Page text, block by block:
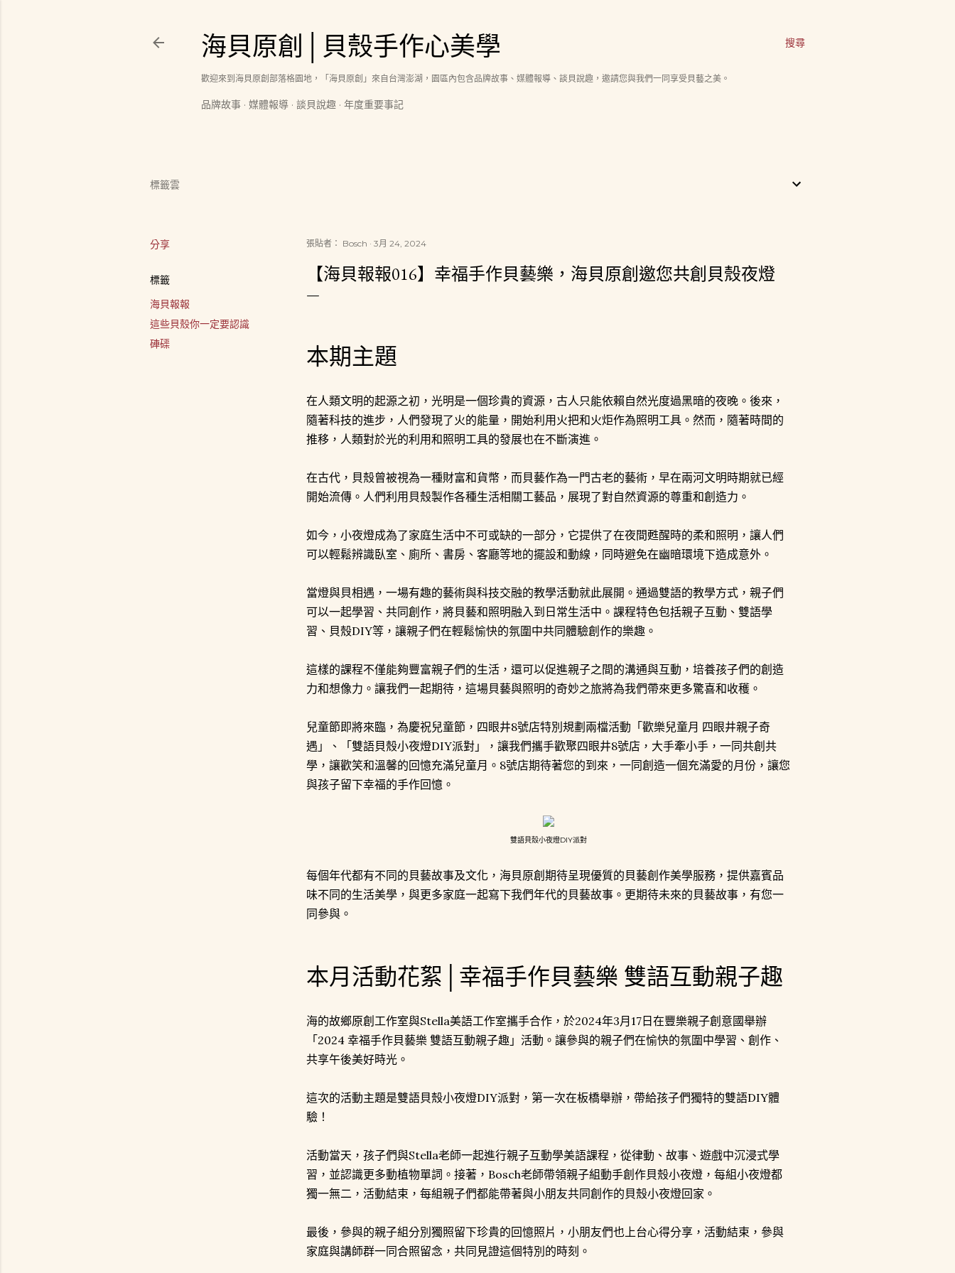
搜尋
海貝原創│貝殼手作心美學
歡迎來到海貝原創部落格園地，「海貝原創」來自台灣澎湖，園區內包含品牌故事、媒體報導、談貝說趣，邀請您與我們一同享受貝藝之美。
品牌故事 媒體報導 談貝說趣 年度重要事記
標籤雲
分享
標籤
海貝報報
這些貝殼你一定要認識
硨磲
張貼者： Bosch 3月 24, 2024
【海貝報報016】幸福手作貝藝樂，海貝原創邀您共創貝殼夜燈
本期主題
在人類文明的起源之初，光明是一個珍貴的資源，古人只能依賴自然光度過黑暗的夜晚。後來，
隨著科技的進步，人們發現了火的能量，開始利用火把和火炬作為照明工具。然而，隨著時間的
推移，人類對於光的利用和照明工具的發展也在不斷演進。
在古代，貝殼曾被視為一種財富和貨幣，而貝藝作為一門古老的藝術，早在兩河文明時期就已經
開始流傳。人們利用貝殼製作各種生活相關工藝品，展現了對自然資源的尊重和創造力。
如今，小夜燈成為了家庭生活中不可或缺的一部分，它提供了在夜間甦醒時的柔和照明，讓人們
可以輕鬆辨識臥室、廁所、書房、客廳等地的擺設和動線，同時避免在幽暗環境下造成意外。
當燈與貝相遇，一場有趣的藝術與科技交融的教學活動就此展開。通過雙語的教學方式，親子們
可以一起學習、共同創作，將貝藝和照明融入到日常生活中。課程特色包括親子互動、雙語學
習、貝殼DIY等，讓親子們在輕鬆愉快的氛圍中共同體驗創作的樂趣。
這樣的課程不僅能夠豐富親子們的生活，還可以促進親子之間的溝通與互動，培養孩子們的創造
力和想像力。讓我們一起期待，這場貝藝與照明的奇妙之旅將為我們帶來更多驚喜和收穫。
兒童節即將來臨，為慶祝兒童節，四眼井8號店特別規劃兩檔活動「歡樂兒童月 四眼井親子奇
遇」、「雙語貝殼小夜燈DIY派對」，讓我們攜手歡聚四眼井8號店，大手牽小手，一同共創共
學，讓歡笑和溫馨的回憶充滿兒童月。8號店期待著您的到來，一同創造一個充滿愛的月份，讓您
與孩子留下幸福的手作回憶。
雙語貝殼小夜燈DIY派對
每個年代都有不同的貝藝故事及文化，海貝原創期待呈現優質的貝藝創作美學服務，提供嘉賓品
味不同的生活美學，與更多家庭一起寫下我們年代的貝藝故事。更期待未來的貝藝故事，有您一
同參與。
本月活動花絮│幸福手作貝藝樂 雙語互動親子趣
海的故鄉原創工作室與Stella美語工作室攜手合作，於2024年3月17日在豐樂親子創意國舉辦
「2024 幸福手作貝藝樂 雙語互動親子趣」活動。讓參與的親子們在愉快的氛圍中學習、創作、
共享午後美好時光。
這次的活動主題是雙語貝殼小夜燈DIY派對，第一次在板橋舉辦，帶給孩子們獨特的雙語DIY體
驗！
活動當天，孩子們與Stella老師一起進行親子互動學美語課程，從律動、故事、遊戲中沉浸式學
習，並認識更多動植物單詞。接著，Bosch老師帶領親子組動手創作貝殼小夜燈，每組小夜燈都
獨一無二，活動結束，每組親子們都能帶著與小朋友共同創作的貝殼小夜燈回家。
最後，參與的親子組分別獨照留下珍貴的回憶照片，小朋友們也上台心得分享，活動結束，參與
家庭與講師群一同合照留念，共同見證這個特別的時刻。